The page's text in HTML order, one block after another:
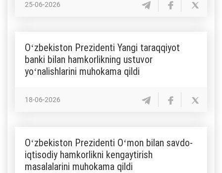
25-06-2026
Oʻzbekiston Prezidenti Yangi taraqqiyot
banki bilan hamkorlikning ustuvor
yoʻnalishlarini muhokama qildi
18-06-2026
Oʻzbekiston Prezidenti Oʻmon bilan savdo-
iqtisodiy hamkorlikni kengaytirish
masalalarini muhokama qildi